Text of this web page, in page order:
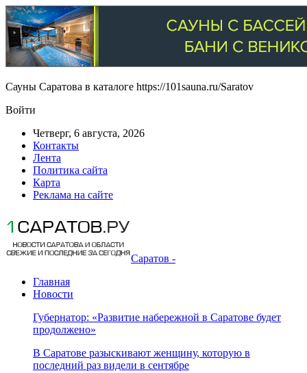
Сауны Саратова в каталоге https://101sauna.ru/Saratov
Войти
Четверг, 6 августа, 2026
Контакты
Лента
Политика сайта
Карта
Реклама на сайте
Саратов -
Главная
Новости
Губернатор: «Развитие набережной в Саратове будет
продолжено»
В Саратове разыскивают женщину, которую в
последний раз видели в сентябре